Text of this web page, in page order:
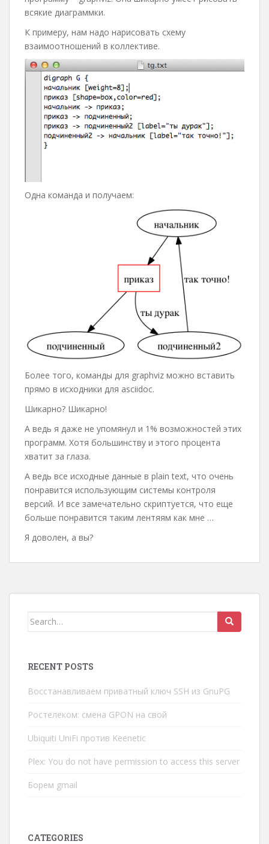
всякие диаграммки.
К примеру, нам надо нарисовать схему
взаимоотношений в коллективе.
Одна команда и получаем:
Более того, команды для graphviz можно вставить
прямо в исходники для asciidoc.
Шикарно? Шикарно!
А ведь я даже не упомянул и 1% возможностей этих
программ. Хотя большинству и этого процента
хватит за глаза.
А ведь все исходные данные в plain text, что очень
понравится использующим системы контроля
версий. И все замечательно скриптуется, что еще
больше понравится таким лентяям как мне …
Я доволен, а вы?
Search
RECENT POSTS
Восстанавливаем приватный ключ SSH из GnuPG
Ростелеком: смена GPON на свой
Ubiquiti UniFi против Keenetic
Plex: You do not have permission to access this server
Борем gmail
CATEGORIES